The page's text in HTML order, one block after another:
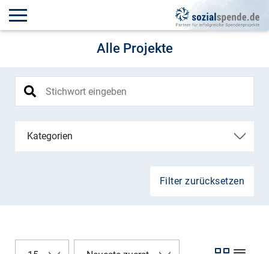
Alle Projekte
Kategorien
Filter zurücksetzen